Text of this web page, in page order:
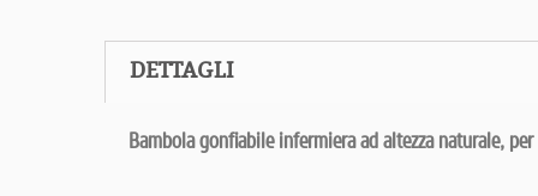
DETTAGLI
Bambola gonfiabile infermiera ad altezza naturale,